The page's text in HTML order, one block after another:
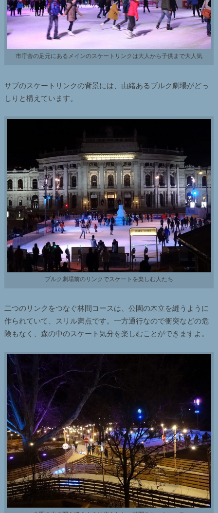
市庁舎の足元にあるメインのスケートリンクは大人から子供まで大人気
サブのスケートリンクの背景には、由緒あるブルク劇場がどっ
しりと構えています。
ブルク劇場前のリンクでスケートを楽しむ人たち
二つのリンクをつなぐ林間コースは、公園の木立を縫うように
作られていて、スリル満点です。一方通行なので衝突などの危
険もなく、森の中のスケート気分を楽しむことができますよ。